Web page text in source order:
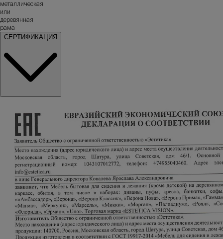
металлическая
или
деревянная
рама
СЕРТИФИКАЦИЯ